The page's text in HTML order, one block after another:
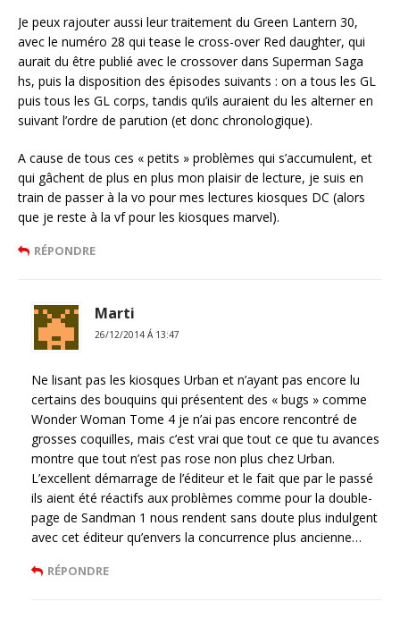
Je peux rajouter aussi leur traitement du Green Lantern 30,
avec le numéro 28 qui tease le cross-over Red daughter, qui
aurait du être publié avec le crossover dans Superman Saga
hs, puis la disposition des épisodes suivants : on a tous les GL
puis tous les GL corps, tandis qu’ils auraient du les alterner en
suivant l’ordre de parution (et donc chronologique).
A cause de tous ces « petits » problèmes qui s’accumulent, et
qui gâchent de plus en plus mon plaisir de lecture, je suis en
train de passer à la vo pour mes lectures kiosques DC (alors
que je reste à la vf pour les kiosques marvel).
RÉPONDRE
Marti
26/12/2014 Á 13:47
Ne lisant pas les kiosques Urban et n’ayant pas encore lu
certains des bouquins qui présentent des « bugs » comme
Wonder Woman Tome 4 je n’ai pas encore rencontré de
grosses coquilles, mais c’est vrai que tout ce que tu avances
montre que tout n’est pas rose non plus chez Urban.
L’excellent démarrage de l’éditeur et le fait que par le passé
ils aient été réactifs aux problèmes comme pour la double-
page de Sandman 1 nous rendent sans doute plus indulgent
avec cet éditeur qu’envers la concurrence plus ancienne…
RÉPONDRE